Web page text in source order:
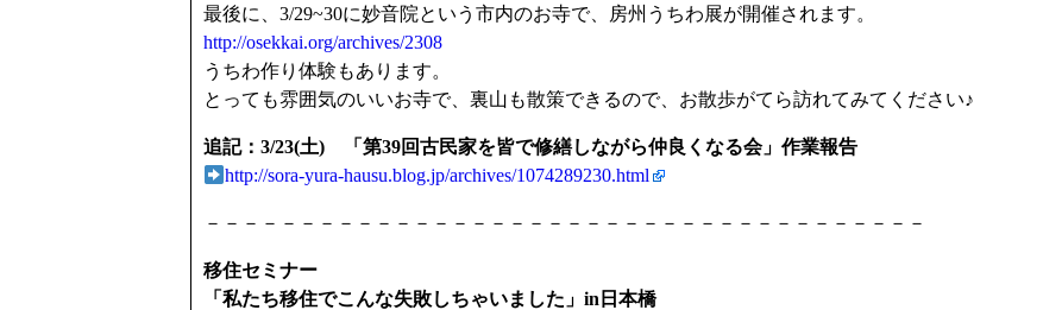
最後に、3/29~30に妙音院という市内のお寺で、房州うちわ展が開催されます。
http://osekkai.org/archives/2308
うちわ作り体験もあります。
とっても雰囲気のいいお寺で、裏山も散策できるので、お散歩がてら訪れてみてください♪
追記：3/23(土)
「第39回古民家を皆で修繕しながら仲良くなる会」作業報告
http://sora-yura-hausu.blog.jp/archives/1074289230.html
－－－－－－－－－－－－－－－－－－－－－－－－－－－－－－－－－－－－－－
移住セミナー
「私たち移住でこんな失敗しちゃいました」in日本橋